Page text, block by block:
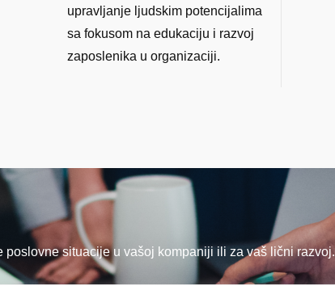
upravljanje ljudskim potencijalima
sa fokusom na edukaciju i razvoj
zaposlenika u organizaciji.
situacije u vašoj kompaniji ili za vaš lični razvoj.